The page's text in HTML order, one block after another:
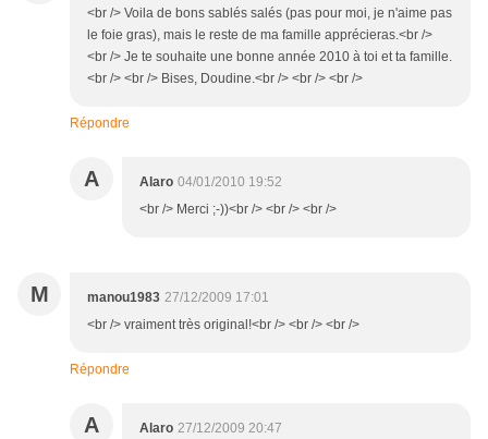
<br /> Voila de bons sablés salés (pas pour moi, je n'aime pas
le foie gras), mais le reste de ma famille apprécieras.<br />
<br /> Je te souhaite une bonne année 2010 à toi et ta famille.
<br /> <br /> Bises, Doudine.<br /> <br /> <br />
Répondre
A Alaro 04/01/2010 19:52
<br /> Merci ;-))<br /> <br /> <br />
M manou1983 27/12/2009 17:01
<br /> vraiment très original!<br /> <br /> <br />
Répondre
A Alaro 27/12/2009 20:47